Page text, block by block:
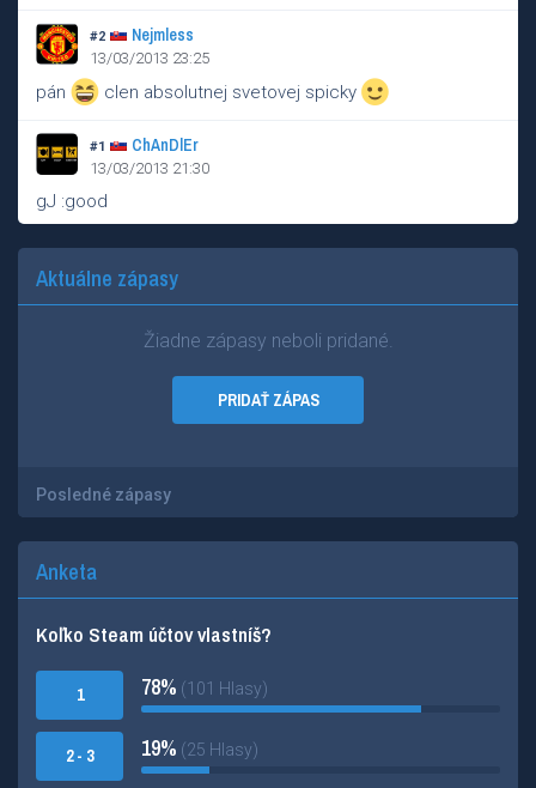
#2 Nejmless
13/03/2013 23:25
pán clen absolutnej svetovej spicky
#1 ChAnDlEr
13/03/2013 21:30
gJ :good
Aktuálne zápasy
Žiadne zápasy neboli pridané.
PRIDAŤ ZÁPAS
Posledné zápasy
Anketa
Koľko Steam účtov vlastníš?
1
2 - 3
78% (101 Hlasy)
19% (25 Hlasy)